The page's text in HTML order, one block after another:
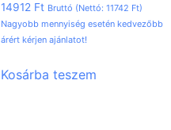
14912 Ft Bruttó (Nettó: 11742 Ft)
Nagyobb mennyiség esetén kedvezőbb
árért kérjen ajánlatot!
Kosárba teszem